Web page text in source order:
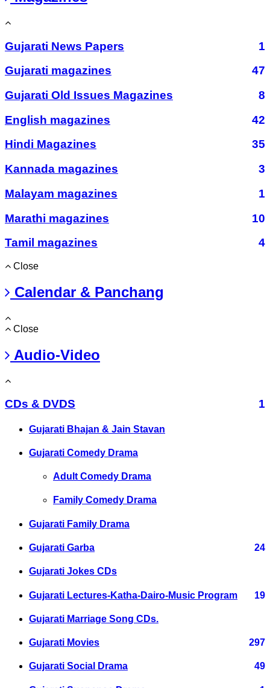
Gujarati News Papers
1
Gujarati magazines
47
Gujarati Old Issues Magazines
8
English magazines
42
Hindi Magazines
35
Kannada magazines
3
Malayam magazines
1
Marathi magazines
10
Tamil magazines
4
Close
Calendar & Panchang
Close
Audio-Video
CDs & DVDS 1
Gujarati Bhajan & Jain Stavan
Gujarati Comedy Drama
Adult Comedy Drama
Family Comedy Drama
Gujarati Family Drama
Gujarati Garba 24
Gujarati Jokes CDs
Gujarati Lectures-Katha-Dairo-Music Program 19
Gujarati Marriage Song CDs.
Gujarati Movies 297
Gujarati Social Drama 49